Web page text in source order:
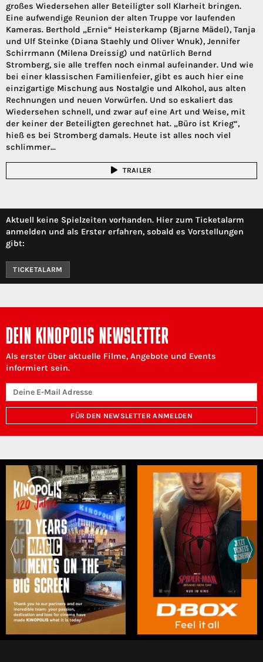
großes Wiedersehen aller Beteiligter soll Klarheit bringen.
Eine aufwendige Reunion der alten Truppe vor laufenden
Kameras. Berthold „Ernie“ Heisterkamp (Bjarne Mädel), Tanja
und Ulf Steinke (Diana Staehly und Oliver Wnuk), Jennifer
Schirrmann (Milena Dreissig) und natürlich Bernd
Stromberg, sie alle treffen noch einmal aufeinander. Und wie
bei einer klassischen Familienfeier, gibt es auch hier eine
einzigartige Mischung aus Nostalgie und Alkohol, aus alten
Rechnungen und neuen Vorwürfen. Und so eskaliert das
Wiedersehen schnell, und zwar auf eine Art und Weise, mit
der keiner der Beteiligten gerechnet hat. „Büro ist Krieg“,
hieß es bei Stromberg damals. Heute ist alles noch viel
schlimmer...
TRAILER
Aktuell keine Spielzeiten vorhanden. Hier zum Ticketalarm
anmelden und als Erster erfahren, sobald es Vorstellungen
gibt:
TICKETALARM
DEIN KINOPOLIS NEWSLETTER
Als erster über aktuelle Filme, Angebote und Events
informiert sein.
FÜR DEN NEWSLETTER ANMELDEN